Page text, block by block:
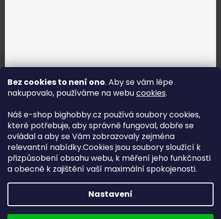
Bez cookies to není ono. Aby se vám lépe
nakupovalo, používáme na webucookies.
Náš e-shop bighobby.cz používá soubory cookies,
které potřebuje, aby správně fungoval, dobře se
ovládal a aby se Vám zobrazovaly zejména
relevantní nabídky.Cookies jsou soubory sloužící k
přizpůsobení obsahu webu, k měření jeho funkčnosti
a obecně k zajištění vaší maximální spokojenosti.
Nastavení
Jak vybrat správné servo?
Najít správné servo
Copyright (c) 2016 -2026 Big hobby.cz - všechna práva